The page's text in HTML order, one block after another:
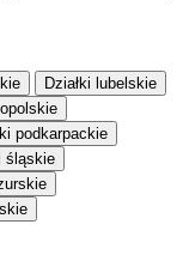
Działki lubelskie
podkarpackie
śląskie